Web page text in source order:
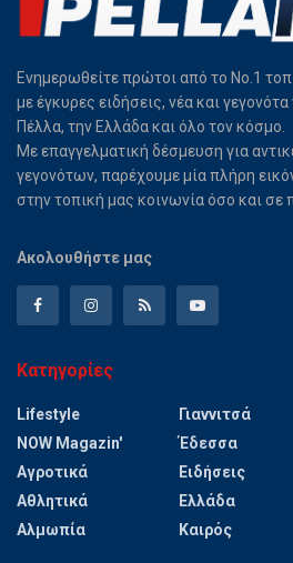
Ενημερωθείτε πρώτοι από το Νο.1
με έγκυρες ειδήσεις, νέα και
Πέλλα, την Ελλάδα και όλο τον κόσμο.
Με επαγγελματική δέσμευση για
γεγονότων, παρέχουμε μία πλήρη
στην τοπική μας κοινωνία όσο και σε
Ακολουθήστε μας
Κατηγορίες
Lifestyle
NOW Magazin'
Αγροτικά
Αθλητικά
Αλμωπία
Γιαννιτσά
Έδεσσα
Ειδήσεις
Ελλάδα
Καιρός